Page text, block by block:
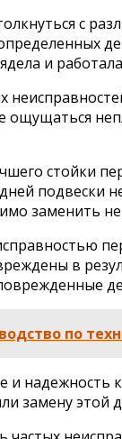
с
и
ощущаться
стойки
заменить
в
по
и надежность
замену этой